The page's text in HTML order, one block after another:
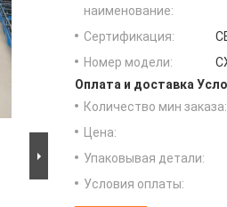
наименование:
Сертификация:
Номер модели:
Оплата и доставка
Количество мин заказа:
Цена:
Упаковывая детали:
Условия оплаты: